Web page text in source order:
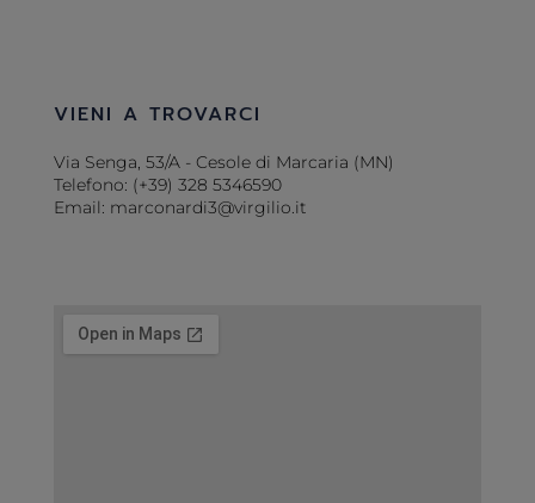
VIENI A TROVARCI
Via Senga, 53/A - Cesole di Marcaria (MN)
Telefono: (+39) 328 5346590
Email: marconardi3@virgilio.it